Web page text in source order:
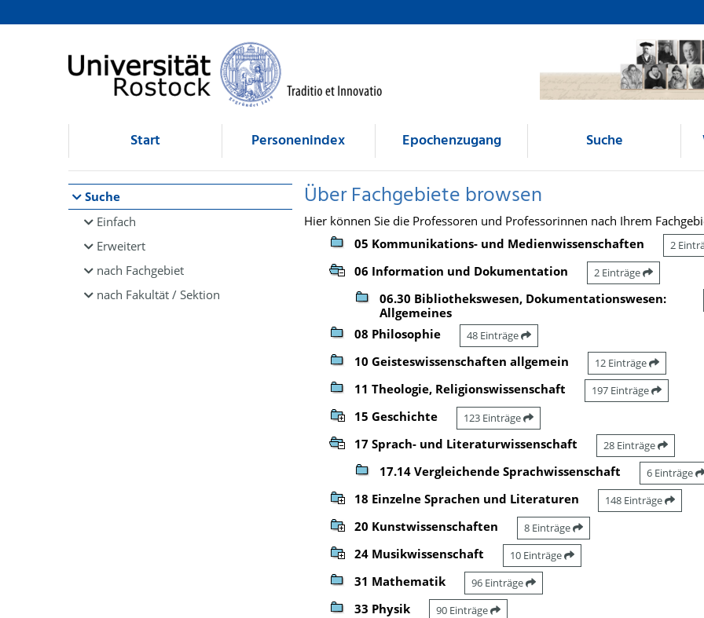
Browsen
direkt zum Inhalt
Start Personenindex Epochenzugang Suche
Suche
Einfach
Erweitert
nach Fachgebiet
nach Fakultät / Sektion
Über Fachgebiete browsen
Hier können Sie die Professoren und Professorinnen nach Ihrem
05 Kommunikations- und Medienwissenschaften
2
06 Information und Dokumentation 2 Einträge
06.30 Bibliothekswesen, Dokumentationswesen:
Allgemeines
08 Philosophie 48 Einträge
10 Geisteswissenschaften allgemein 12 Einträge
11 Theologie, Religionswissenschaft 197 Einträge
15 Geschichte 123 Einträge
17 Sprach- und Literaturwissenschaft 28 Einträge
17.14 Vergleichende Sprachwissenschaft 6 Einträge
18 Einzelne Sprachen und Literaturen 148 Einträge
20 Kunstwissenschaften 8 Einträge
24 Musikwissenschaft 10 Einträge
31 Mathematik 96 Einträge
33 Physik 90 Einträge